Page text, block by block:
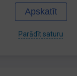
Apskatīt
Parādīt saturu